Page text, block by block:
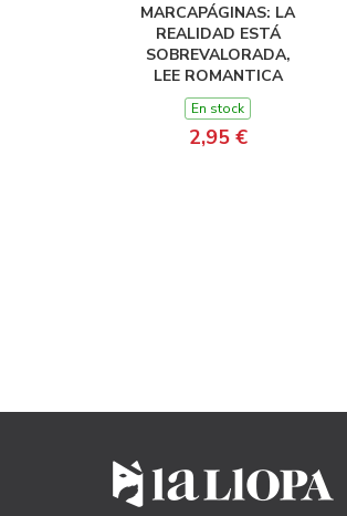
MARCAPÁGINAS: LA
REALIDAD ESTÁ
SOBREVALORADA,
LEE ROMANTICA
En stock
2,95 €